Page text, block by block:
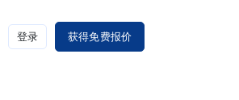
登录 获得免费报价